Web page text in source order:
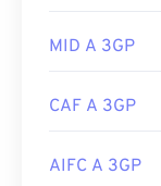
MID A 3GP
CAF A 3GP
AIFC A 3GP